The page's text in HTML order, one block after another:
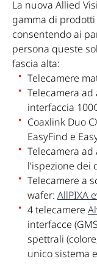
La nuova Allied
gamma di
consentendo ai
persona queste
fascia alta:
Telecamere
Telecamera ad
interfaccia
Coaxlink Duo
EasyFind e
Telecamera
l'ispezione dei
Telecamere a
wafer: AllPIXA
4 telecamere
interfacce
spettrali
unico sistema